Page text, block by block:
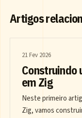
Artigos
21 Fev 2026
Construindo
em Zig
Neste primeiro
Zig, vamos